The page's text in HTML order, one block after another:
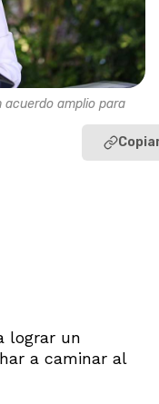
acuerdo amplio para
lograr un
a caminar al